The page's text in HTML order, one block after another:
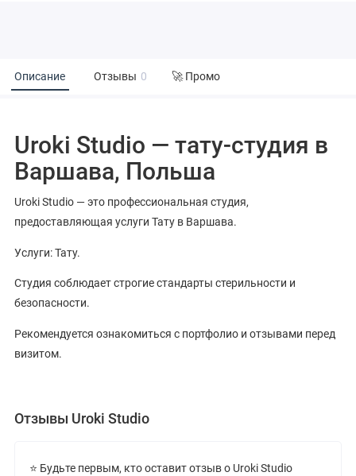
Описание Отзывы 0 🚀 Промо
Uroki Studio — тату-студия в
Варшава, Польша
Uroki Studio — это профессиональная студия,
предоставляющая услуги Тату в Варшава.
Услуги: Тату.
Студия соблюдает строгие стандарты стерильности и
безопасности.
Рекомендуется ознакомиться с портфолио и отзывами перед
визитом.
Отзывы Uroki Studio
⭐ Будьте первым, кто оставит отзыв о Uroki Studio